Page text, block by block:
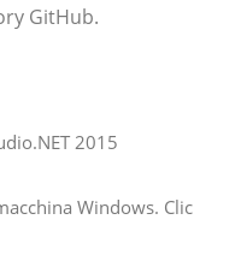
GitHub.
2015
Windows. Clic